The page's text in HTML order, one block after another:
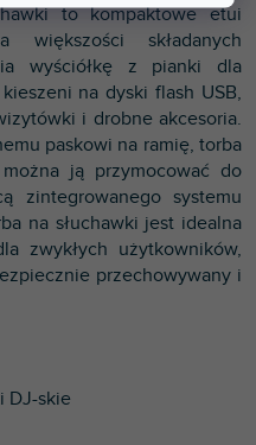
to kompaktowe etui
większości składanych
wyściółkę z pianki dla
na dyski flash USB,
i drobne akcesoria.
paskowi na ramię, torba
ją przymocować do
zintegrowanego systemu
na słuchawki jest idealna
zwykłych użytkowników,
przechowywany i
DJ-skie